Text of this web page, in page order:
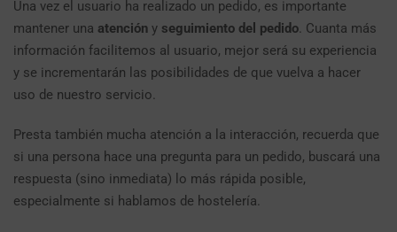
Una vez el usuario ha realizado un pedido, es importante
mantener una atención y seguimiento del pedido. Cuanta más
información facilitemos al usuario, mejor será su experiencia
y se incrementarán las posibilidades de que vuelva a hacer
uso de nuestro servicio.
Presta también mucha atención a la interacción, recuerda que
si una persona hace una pregunta para un pedido, buscará una
respuesta (sino inmediata) lo más rápida posible,
especialmente si hablamos de hostelería.